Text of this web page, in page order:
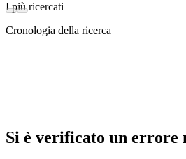
I più ricercati
Cronologia della ricerca
Si è verificato un errore